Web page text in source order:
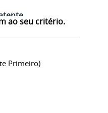
ao seu critério.
Primeiro)